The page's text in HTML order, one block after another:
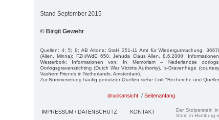
Stand September 2015
© Birgit Gewehr
Quellen: 4; 5; 8; AB Altona; StaH 351-11 Amt für Wiedergutmachung,
(Allen, Minna); FZH/WdE 650, Jehuda Claus Allen, 8.6.2000;
Westerbork; Informationen von: In Memoriam – Nederlandse
Oorlogsgravenstichting (Dutch War Victims Authority), ‘s-Gravenhage
Vashem Friends in Netherlands, Amsterdam).
Zur Nummerierung häufig genutzter Quellen siehe Link "Recherche und
druckansicht / Seitenanfang
IMPRESSUM / DATENSCHUTZ KONTAKT
Der Stolperstein
Stein in Hamburg